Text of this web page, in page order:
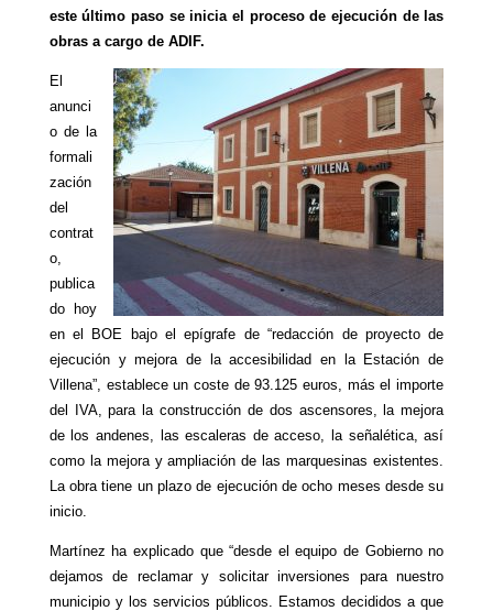
este último paso se inicia el proceso de ejecución de las
obras a cargo de ADIF.
El
anunci
o de la
formali
zación
del
contrat
o,
publica
do hoy
en el BOE bajo el epígrafe de “redacción de proyecto de
ejecución y mejora de la accesibilidad en la Estación de
Villena”, establece un coste de 93.125 euros, más el importe
del IVA, para la construcción de dos ascensores, la mejora
de los andenes, las escaleras de acceso, la señalética, así
como la mejora y ampliación de las marquesinas existentes.
La obra tiene un plazo de ejecución de ocho meses desde su
inicio.
Martínez ha explicado que “desde el equipo de Gobierno no
dejamos de reclamar y solicitar inversiones para nuestro
municipio y los servicios públicos. Estamos decididos a que